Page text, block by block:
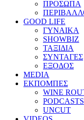
ΠΡΟΣΩΠΑ
GOOD LIFE
ΓΥΝΑΙΚΑ
SHOWBIZ
ΤΑΞΙΔΙΑ
ΣΥΝΤΑΓΕΣ
ΕΞΟΔΟΣ
MEDIA
ΕΚΠΟΜΠΕΣ
WINE
PODCASTS
UNCUT